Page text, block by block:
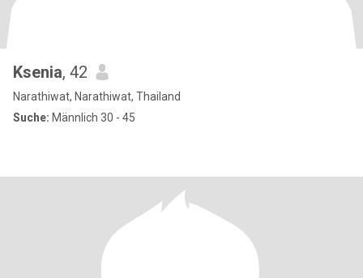
Ksenia, 42
Narathiwat, Narathiwat, Thailand
Suche: Männlich 30 - 45